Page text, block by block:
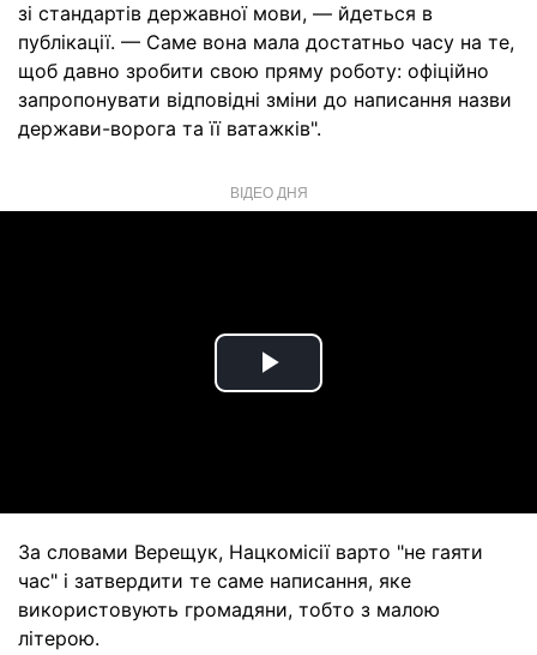
зі стандартів державної мови, — йдеться в
публікації. — Саме вона мала достатньо часу на те,
щоб давно зробити свою пряму роботу: офіційно
запропонувати відповідні зміни до написання назви
держави-ворога та її ватажків".
ВІДЕО ДНЯ
Play
За словами Верещук, Нацкомісії варто "не гаяти
час" і затвердити те саме написання, яке
використовують громадяни, тобто з малою
літерою.